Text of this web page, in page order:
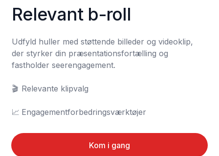
Relevant b-roll
Udfyld huller med støttende billeder og videoklip,
der styrker din præsentationsfortælling og
fastholder seerengagement.
🎬	Relevante klipvalg
📈	Engagementforbedringsværktøjer
Kom i gang